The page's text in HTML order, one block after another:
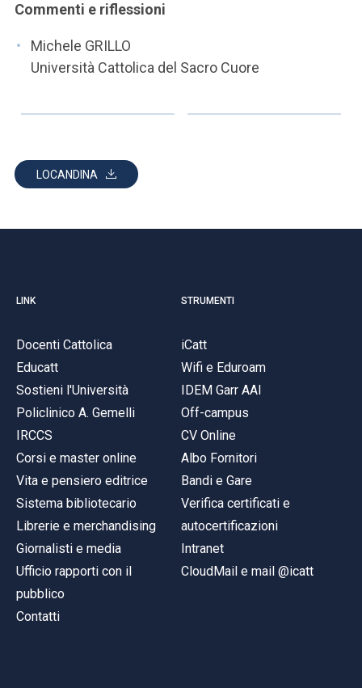
Commenti e riflessioni
Michele GRILLO
Università Cattolica del Sacro Cuore
LOCANDINA
LINK
Docenti Cattolica
Educatt
Sostieni l'Università
Policlinico A. Gemelli
IRCCS
Corsi e master online
Vita e pensiero editrice
Sistema bibliotecario
Librerie e merchandising
Giornalisti e media
Ufficio rapporti con il
pubblico
Contatti
STRUMENTI
iCatt
Wifi e Eduroam
IDEM Garr AAI
Off-campus
CV Online
Albo Fornitori
Bandi e Gare
Verifica certificati e
autocertificazioni
Intranet
CloudMail e mail @icatt